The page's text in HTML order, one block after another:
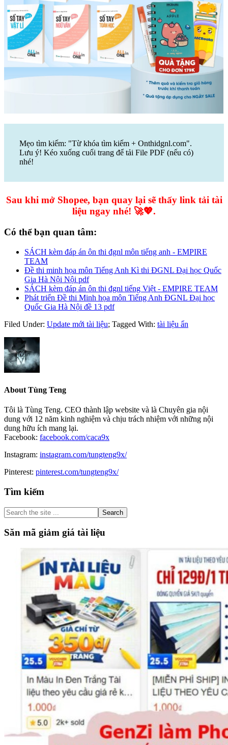
Mẹo tìm kiếm: "Từ khóa tìm kiếm + Onthidgnl.com".
Lưu ý! Kéo xuống cuối trang để tải File PDF (nếu có)
nhé!
Sau khi mở Shopee, bạn quay lại sẽ thấy link tải tài
liệu ngay nhé! 🚀💖.
Có thể bạn quan tâm:
SÁCH kèm đáp án ôn thi đgnl môn tiếng anh - EMPIRE
TEAM
Đề thi minh họa môn Tiếng Anh Kì thi ĐGNL Đại học Quốc
Gia Hà Nội Nội pdf
SÁCH kèm đáp án ôn thi đgnl tiếng Việt - EMPIRE TEAM
Phát triển Đề thi Minh họa môn Tiếng Anh ĐGNL Đại học
Quốc Gia Hà Nội đề 13 pdf
Filed Under: Update mới tài liệu; Tagged With: tài liệu ẩn
About Tùng Teng
Tôi là Tùng Teng. CEO thành lập website và là Chuyên gia nội
dung với 12 năm kinh nghiệm và chịu trách nhiệm với những nội
dung hữu ích mang lại.
Facebook: facebook.com/caca9x
Instagram: instagram.com/tungteng9x/
Pinterest: pinterest.com/tungteng9x/
Primary
Sidebar
Tìm kiếm
Search
the
site
...
Săn mã giảm giá tài liệu